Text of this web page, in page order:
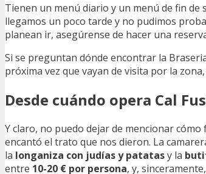
Tienen un menú diario y un menú de fin de
llegamos un poco tarde y no pudimos
planean ir, asegúrense de hacer una
Si se preguntan dónde encontrar la
próxima vez que vayan de visita por la
Desde cuándo opera Cal
Y claro, no puedo dejar de mencionar cómo
encantó el trato que nos dieron. La
la longaniza con judías y patatasy la
entre 10-20 € por persona, y,